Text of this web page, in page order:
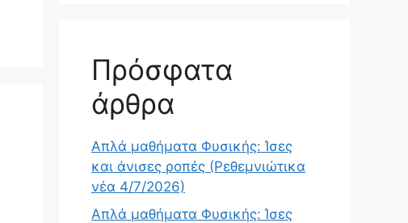
Πρόσφατα
άρθρα
Απλά μαθήματα Φυσικής: Ίσες
και άνισες ροπές (Ρεθεμνιώτικα
νέα 4/7/2026)
Απλά μαθήματα Φυσικής: Ίσες